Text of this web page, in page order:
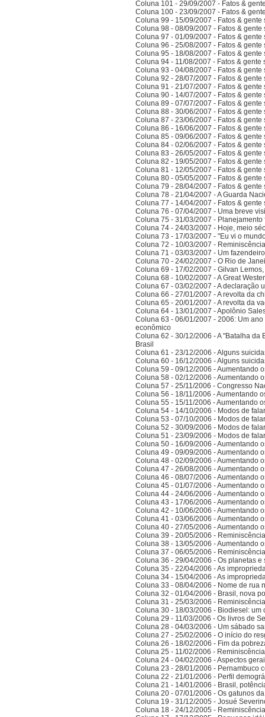
Coluna 101 - 29/09/2007 - Fatos &
Coluna 100 - 23/09/2007 - Fatos &
Coluna 99 - 15/09/2007 - Fatos &
Coluna 98 - 08/09/2007 - Fatos &
Coluna 97 - 01/09/2007 - Fatos &
Coluna 96 - 25/08/2007 - Fatos &
Coluna 95 - 18/08/2007 - Fatos &
Coluna 94 - 11/08/2007 - Fatos &
Coluna 93 - 04/08/2007 - Fatos &
Coluna 92 - 28/07/2007 - Fatos &
Coluna 91 - 21/07/2007 - Fatos &
Coluna 90 - 14/07/2007 - Fatos &
Coluna 89 - 07/07/2007 - Fatos &
Coluna 88 - 30/06/2007 - Fatos &
Coluna 87 - 23/06/2007 - Fatos &
Coluna 86 - 16/06/2007 - Fatos &
Coluna 85 - 09/06/2007 - Fatos &
Coluna 84 - 02/06/2007 - Fatos &
Coluna 83 - 26/05/2007 - Fatos &
Coluna 82 - 19/05/2007 - Fatos &
Coluna 81 - 12/05/2007 - Fatos &
Coluna 80 - 05/05/2007 - Fatos &
Coluna 79 - 28/04/2007 - Fatos &
Coluna 78 - 21/04/2007 - A Guarda
Coluna 77 - 14/04/2007 - Fatos &
Coluna 76 - 07/04/2007 - Uma breve
Coluna 75 - 31/03/2007 -
Coluna 74 - 24/03/2007 - Hoje, meio
Coluna 73 - 17/03/2007 - "Eu vi o
Coluna 72 - 10/03/2007 -
Coluna 71 - 03/03/2007 - Um
Coluna 70 - 24/02/2007 - O Rio de
Coluna 69 - 17/02/2007 - Gilvan
Coluna 68 - 10/02/2007 - A Great
Coluna 67 - 03/02/2007 - A declaração
Coluna 66 - 27/01/2007 - A revolta da
Coluna 65 - 20/01/2007 - A revolta da
Coluna 64 - 13/01/2007 - Apolônio
Coluna 63 - 06/01/2007 - 2006: Um
econômico
Coluna 62 - 30/12/2006 - A "Batalha
Brasil
Coluna 61 - 23/12/2006 - Alguns
Coluna 60 - 16/12/2006 - Alguns
Coluna 59 - 09/12/2006 - Aumentando
Coluna 58 - 02/12/2006 - Aumentando
Coluna 57 - 25/11/2006 - Congresso
Coluna 56 - 18/11/2006 - Aumentando
Coluna 55 - 15/11/2006 - Aumentando
Coluna 54 - 14/10/2006 - Modos de
Coluna 53 - 07/10/2006 - Modos de
Coluna 52 - 30/09/2006 - Modos de
Coluna 51 - 23/09/2006 - Modos de
Coluna 50 - 16/09/2006 - Aumentando
Coluna 49 - 09/09/2006 - Aumentando
Coluna 48 - 02/09/2006 - Aumentando
Coluna 47 - 26/08/2006 - Aumentando
Coluna 46 - 08/07/2006 - Aumentando
Coluna 45 - 01/07/2006 - Aumentando
Coluna 44 - 24/06/2006 - Aumentando
Coluna 43 - 17/06/2006 - Aumentando
Coluna 42 - 10/06/2006 - Aumentando
Coluna 41 - 03/06/2006 - Aumentando
Coluna 40 - 27/05/2006 - Aumentando
Coluna 39 - 20/05/2006 -
Coluna 38 - 13/05/2006 - Aumentando
Coluna 37 - 06/05/2006 -
Coluna 36 - 29/04/2006 - Os planetas e
Coluna 35 - 22/04/2006 - As
Coluna 34 - 15/04/2006 - As
Coluna 33 - 08/04/2006 - Nome de rua
Coluna 32 - 01/04/2006 - Brasil, nova
Coluna 31 - 25/03/2006 -
Coluna 30 - 18/03/2006 - Biodiesel:
Coluna 29 - 11/03/2006 - Os livros de
Coluna 28 - 04/03/2006 - Um sábado
Coluna 27 - 25/02/2006 - O início do
Coluna 26 - 18/02/2006 - Fim da
Coluna 25 - 11/02/2006 -
Coluna 24 - 04/02/2006 - Aspectos
Coluna 23 - 28/01/2006 - Pernambuco
Coluna 22 - 21/01/2006 - Perfil
Coluna 21 - 14/01/2006 - Brasil,
Coluna 20 - 07/01/2006 - Os gatunos
Coluna 19 - 31/12/2005 - Josué
Coluna 18 - 24/12/2005 -